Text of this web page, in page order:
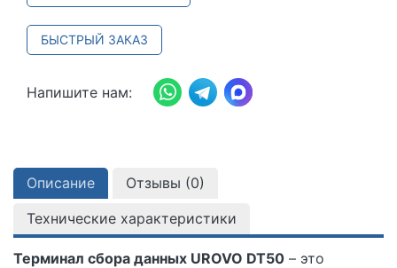
БЫСТРЫЙ ЗАКАЗ
Напишите нам:
Описание Отзывы (0)
Технические характеристики
Терминал сбора данных UROVO DT50 – это